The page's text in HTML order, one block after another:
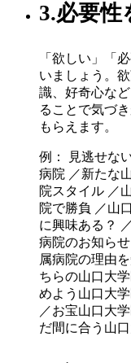
3.必要性
「欲しい」「
いましょう。
識、好奇心な
ることで気づ
もらえます。
例： 見逃せな
病院 ／新たな
院スタイル ／
院で勝負 ／山
に興味ある？
病院のお知ら
属病院の理由
ちらの山口大
めよう山口大
／お宝山口大
だ間に合う山